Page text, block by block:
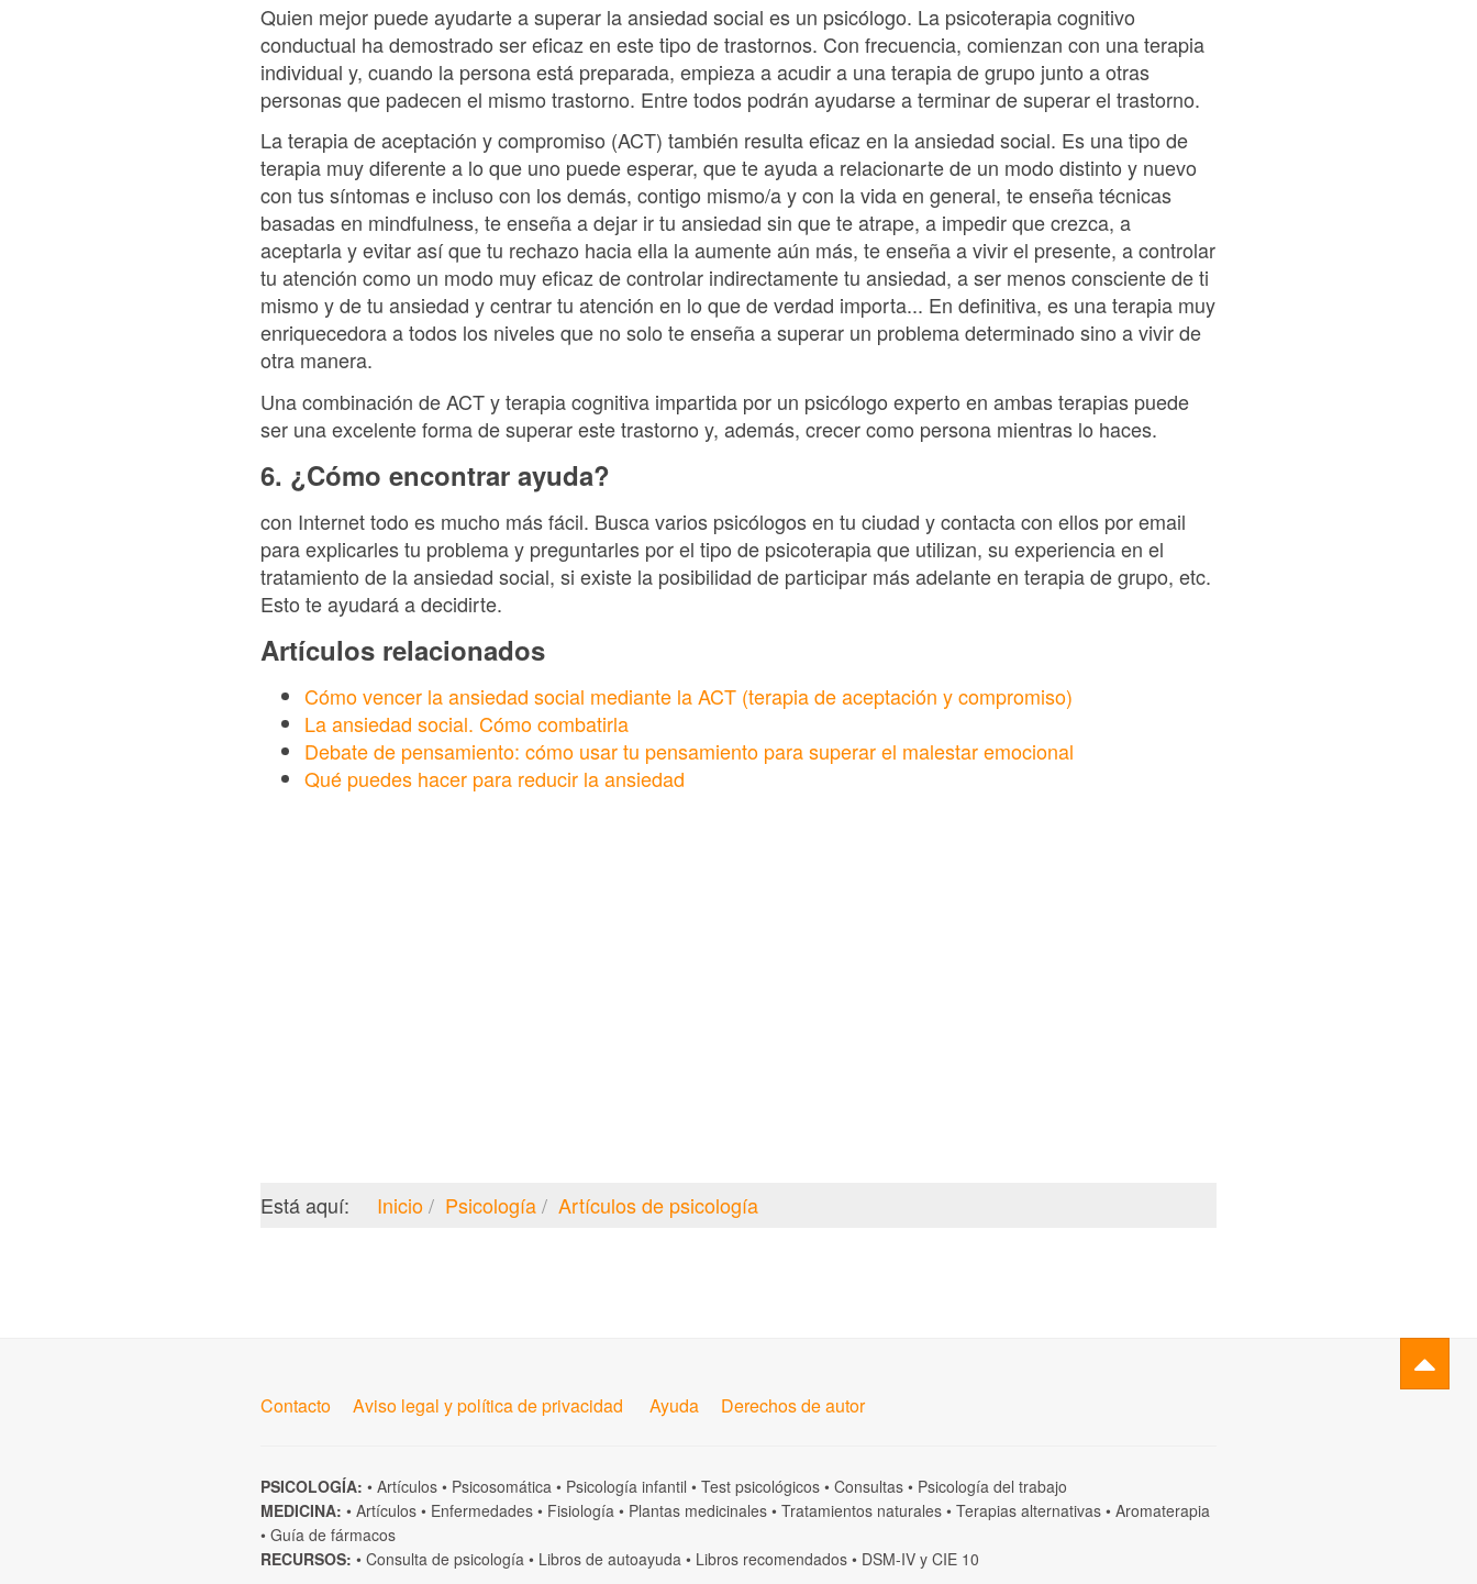
Quien mejor puede ayudarte a superar la ansiedad social es un psicólogo. La psicoterapia cognitivo
conductual ha demostrado ser eficaz en este tipo de trastornos. Con frecuencia, comienzan con una terapia
individual y, cuando la persona está preparada, empieza a acudir a una terapia de grupo junto a otras
personas que padecen el mismo trastorno. Entre todos podrán ayudarse a terminar de superar el trastorno.
La terapia de aceptación y compromiso (ACT) también resulta eficaz en la ansiedad social. Es una tipo de
terapia muy diferente a lo que uno puede esperar, que te ayuda a relacionarte de un modo distinto y nuevo
con tus síntomas e incluso con los demás, contigo mismo/a y con la vida en general, te enseña técnicas
basadas en mindfulness, te enseña a dejar ir tu ansiedad sin que te atrape, a impedir que crezca, a
aceptarla y evitar así que tu rechazo hacia ella la aumente aún más, te enseña a vivir el presente, a controlar
tu atención como un modo muy eficaz de controlar indirectamente tu ansiedad, a ser menos consciente de ti
mismo y de tu ansiedad y centrar tu atención en lo que de verdad importa... En definitiva, es una terapia muy
enriquecedora a todos los niveles que no solo te enseña a superar un problema determinado sino a vivir de
otra manera.
Una combinación de ACT y terapia cognitiva impartida por un psicólogo experto en ambas terapias puede
ser una excelente forma de superar este trastorno y, además, crecer como persona mientras lo haces.
6. ¿Cómo encontrar ayuda?
con Internet todo es mucho más fácil. Busca varios psicólogos en tu ciudad y contacta con ellos por email
para explicarles tu problema y preguntarles por el tipo de psicoterapia que utilizan, su experiencia en el
tratamiento de la ansiedad social, si existe la posibilidad de participar más adelante en terapia de grupo, etc.
Esto te ayudará a decidirte.
Artículos relacionados
Cómo vencer la ansiedad social mediante la ACT (terapia de aceptación y compromiso)
La ansiedad social. Cómo combatirla
Debate de pensamiento: cómo usar tu pensamiento para superar el malestar emocional
Qué puedes hacer para reducir la ansiedad
Está aquí: Inicio Psicología Artículos de psicología
Contacto Aviso legal y política de privacidad Ayuda Derechos de autor
PSICOLOGÍA: • Artículos • Psicosomática • Psicología infantil • Test psicológicos • Consultas • Psicología del trabajo
MEDICINA: • Artículos • Enfermedades • Fisiología • Plantas medicinales • Tratamientos naturales • Terapias alternativas • Aromaterapia
• Guía de fármacos
RECURSOS: • Consulta de psicología • Libros de autoayuda • Libros recomendados • DSM-IV y CIE 10